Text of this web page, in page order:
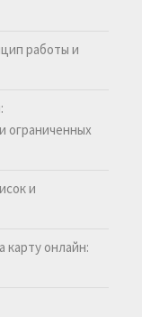
работы и
ограниченных
и
карту онлайн: